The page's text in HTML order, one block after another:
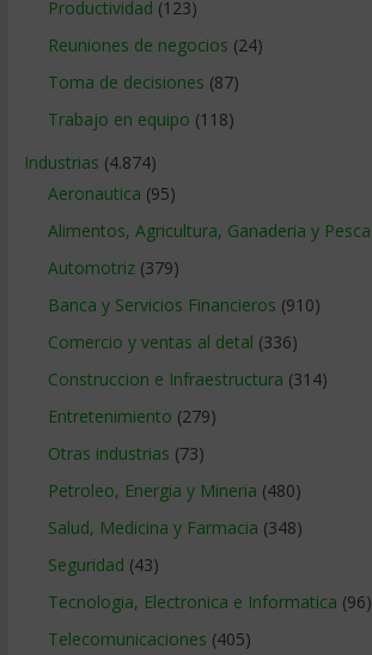
Productividad (123)
Reuniones de negocios (24)
Toma de decisiones (87)
Trabajo en equipo (118)
Industrias (4.874)
Aeronautica (95)
Alimentos, Agricultura, Ganaderia y Pesca
Automotriz(379)
Banca y Servicios Financieros (910)
Comercio y ventas al detal (336)
Construccion e Infraestructura (314)
Entretenimiento (279)
Otras industrias (73)
Petroleo, Energia y Mineria (480)
Salud, Medicina y Farmacia (348)
Seguridad (43)
Tecnologia, Electronica e Informatica (96)
Telecomunicaciones (405)